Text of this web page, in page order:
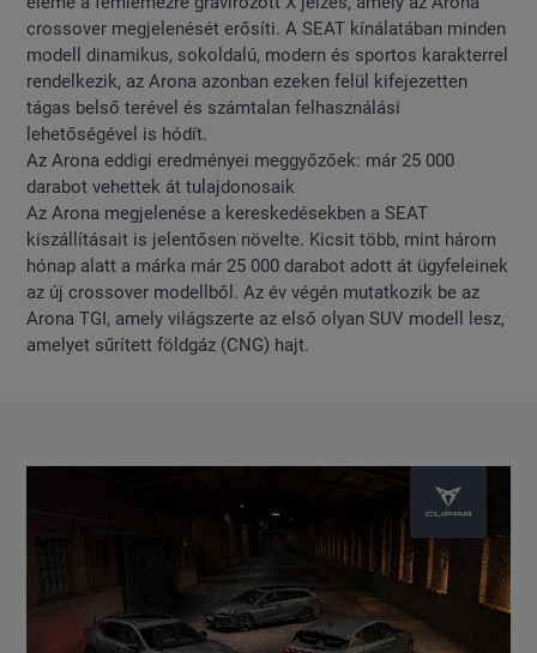
crossover megjelenését erősíti. A SEAT kínálatában minden
modell dinamikus, sokoldalú, modern és sportos karakterrel
rendelkezik, az Arona azonban ezeken felül kifejezetten
tágas belső terével és számtalan felhasználási
lehetőségével is hódít.
Az Arona eddigi eredményei meggyőzőek: már 25 000
darabot vehettek át tulajdonosaik
Az Arona megjelenése a kereskedésekben a SEAT
kiszállításait is jelentősen növelte. Kicsit több, mint három
hónap alatt a márka már 25 000 darabot adott át ügyfeleinek
az új crossover modellből. Az év végén mutatkozik be az
Arona TGI, amely világszerte az első olyan SUV modell lesz,
amelyet sűrített földgáz (CNG) hajt.